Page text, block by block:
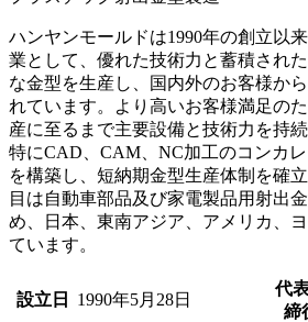
ハンヤンモールドは1990年の創立以
業として、優れた技術力と蓄積され
な金型を生産し、国内外のお客様か
れています。より高いお客様満足の
産に至るまで主要設備と技術力を持
特にCAD、CAM、NC加工のコンカ
を構築し、短納期金型生産体制を確
目は自動車部品及び家電製品用射出
め、日本、東南アジア、アメリカ、
ています。
設立日 1990年5月28日
代
締